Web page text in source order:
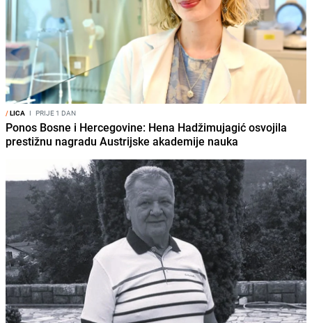
/LICA I PRIJE 1 DAN
Ponos Bosne i Hercegovine: Hena Hadžimujagić osvojila
prestižnu nagradu Austrijske akademije nauka